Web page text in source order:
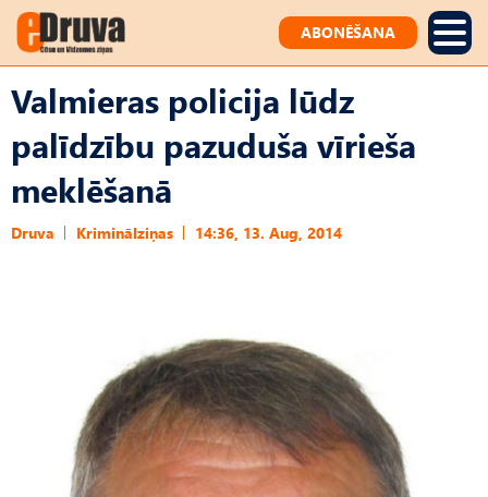
ABONĒŠANA
Valmieras policija lūdz
palīdzību pazuduša vīrieša
meklēšanā
Druva Kriminālziņas 14:36, 13. Aug, 2014